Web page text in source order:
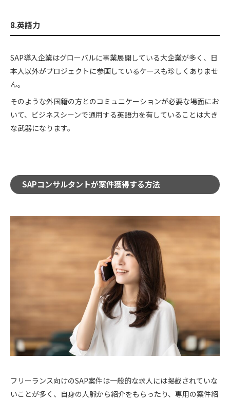
8.英語力
SAP導入企業はグローバルに事業展開している大企業が多く、日
本人以外がプロジェクトに参画しているケースも珍しくありませ
ん。
そのような外国籍の方とのコミュニケーションが必要な場面にお
いて、ビジネスシーンで通用する英語力を有していることは大き
な武器になります。
SAPコンサルタントが案件獲得する方法
フリーランス向けのSAP案件は一般的な求人には掲載されていな
いことが多く、自身の人脈から紹介をもらったり、専用の案件紹